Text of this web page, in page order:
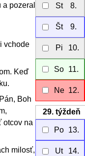
pozeral
vchode
Keď
Boh
otcov na
milosť,
St 8.
Št 9.
Pi 10.
So 11.
Ne 12.
29.týždeň
Po 13.
Ut 14.